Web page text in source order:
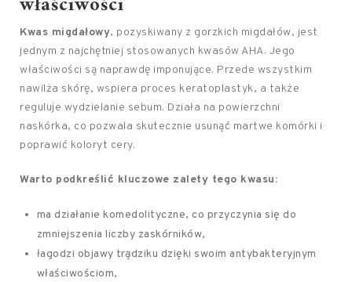
Kwas migdałowy, pozyskiwany z gorzkich migdałów, jest
jednym z najchętniej stosowanych kwasów AHA. Jego
właściwości są naprawdę imponujące. Przede wszystkim
nawilża skórę, wspiera proces keratoplastyk, a także
reguluje wydzielanie sebum. Działa na powierzchni
naskórka, co pozwala skutecznie usunąć martwe komórki i
poprawić koloryt cery.
Warto podkreślić kluczowe zalety tego kwasu:
ma działanie komedolityczne, co przyczynia się do
zmniejszenia liczby zaskórników,
łagodzi objawy trądziku dzięki swoim antybakteryjnym
właściwościom,